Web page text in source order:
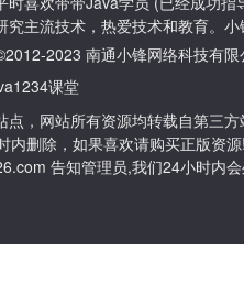
究主流技术，热爱技术和教育。
2023 南通小锋网络科技有限
课堂
，网站所有资源均转载自第三
内删除，如果喜欢请购买正版资
告知管理员,我们24小时内